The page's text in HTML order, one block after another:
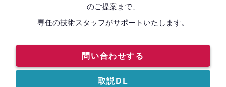
のご提案まで、
専任の技術スタッフがサポートいたします。
問い合わせする
取説DL